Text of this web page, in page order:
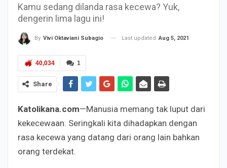
Kamu sedang dilanda rasa kecewa? Yuk,
dengerin lima lagu ini!
By Vivi Oktaviani Subagio Last updated Aug 5, 2021
1
40,034
Share
Katolikana.com—Manusia memang tak luput dari
kekecewaan. Seringkali kita dihadapkan dengan
rasa kecewa yang datang dari orang lain bahkan
orang terdekat.